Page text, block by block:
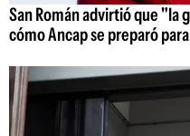
San Román advirtió que
cómo Ancap se preparó